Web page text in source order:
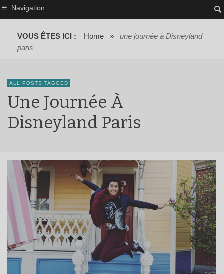
Navigation
VOUS ÊTES ICI : Home »
une journée à Disneyland
paris
ALL POSTS TAGGED
Une Journée À
Disneyland Paris